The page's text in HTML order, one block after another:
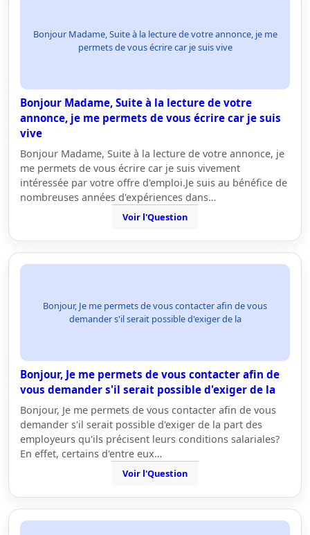
Bonjour Madame, Suite à la lecture de votre annonce, je me
permets de vous écrire car je suis vive
Bonjour Madame, Suite à la lecture de votre
annonce, je me permets de vous écrire car je suis
vive
Bonjour Madame, Suite à la lecture de votre annonce, je
me permets de vous écrire car je suis vivement
intéressée par votre offre d'emploi.Je suis au bénéfice de
nombreuses années d'expériences dans…
Voir l'Question
Bonjour, Je me permets de vous contacter afin de vous
demander s'il serait possible d'exiger de la
Bonjour, Je me permets de vous contacter afin de
vous demander s'il serait possible d'exiger de la
Bonjour, Je me permets de vous contacter afin de vous
demander s'il serait possible d'exiger de la part des
employeurs qu'ils précisent leurs conditions salariales?
En effet, certains d'entre eux…
Voir l'Question